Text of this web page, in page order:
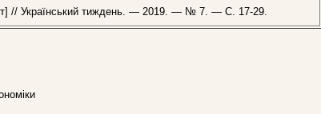
// Український тиждень. — 2019. — № 7. — С. 17-29.